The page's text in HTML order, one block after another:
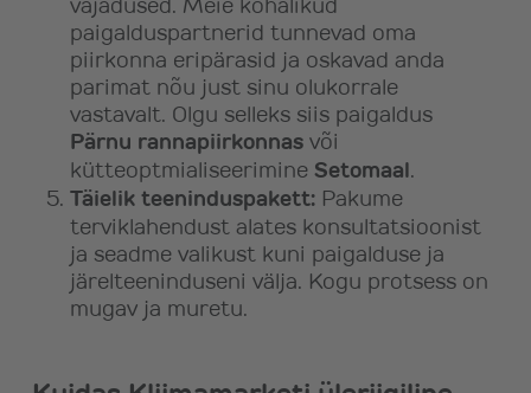
paigalduspartnerid tunnevad oma
piirkonna eripärasid ja oskavad anda
parimat nõu just sinu olukorrale
vastavalt. Olgu selleks siis paigaldus
Pärnu rannapiirkonnas või
kütteoptmialiseerimine Setomaal.
Täielik teeninduspakett: Pakume
terviklahendust alates konsultatsioonist
ja seadme valikust kuni paigalduse ja
järelteeninduseni välja. Kogu protsess on
mugav ja muretu.